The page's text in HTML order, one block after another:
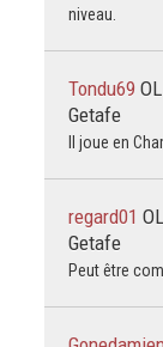
niveau.
Tondu69
Getafe
Il joue en
regard01
Getafe
Peut être